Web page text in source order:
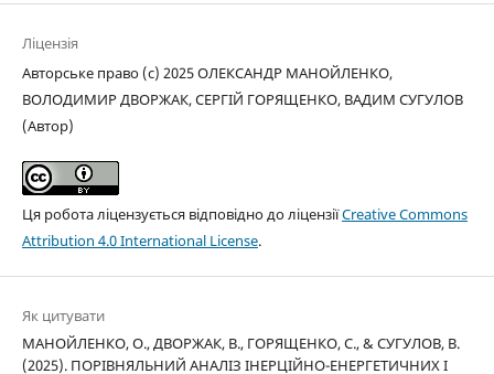
Ліцензія
Авторське право (c) 2025 ОЛЕКСАНДР МАНОЙЛЕНКО,
ВОЛОДИМИР ДВОРЖАК, СЕРГІЙ ГОРЯЩЕНКО, ВАДИМ СУГУЛОВ
(Автор)
Ця робота ліцензується відповідно до ліцензіїCreative Commons
Attribution 4.0 International License.
Як цитувати
МАНОЙЛЕНКО, О., ДВОРЖАК, В., ГОРЯЩЕНКО, С., & СУГУЛОВ, В.
(2025). ПОРІВНЯЛЬНИЙ АНАЛІЗ ІНЕРЦІЙНО-ЕНЕРГЕТИЧНИХ І